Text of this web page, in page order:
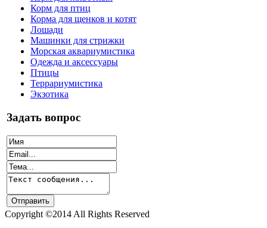
Корм для птиц
Корма для щенков и котят
Лошади
Машинки для стрижки
Морская аквариумистика
Одежда и аксессуары
Птицы
Террариумистика
Экзотика
Задать вопрос
Copyright ©2014 All Rights Reserved